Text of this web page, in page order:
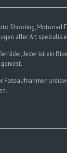
Shooting, Motorrad
aller Art
Jeder ist ein
Fotoaufnahmen